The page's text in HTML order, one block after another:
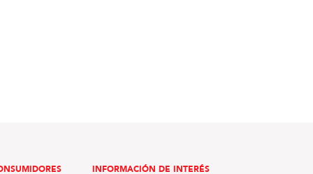
INFORMACIÓN DE INTERÉS